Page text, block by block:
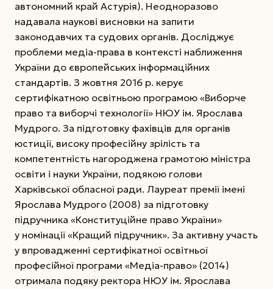
автономний край Астурія). Неодноразово
надавала наукові висновки на запити
законодавчих та судових органів. Досліджує
проблеми медіа-права в контексті наб­лиження
України до європейських інформаційних
стандартів. З жовтня 2016 р. керує
сертифікатною освітньою програмою «Виборче
право та виборчі технології» НЮУ ім. Ярослава
Мудрого. За підготовку фахівців для органів
юстиції, високу професійну зрілість та
компетентність нагороджена грамотою міністра
освіти і науки України, подякою голови
Харківської обласної ради. Лауреат премії імені
Ярослава Мудрого (2008) за підготовку
підручника «Конституційне право України»
у номінації «Кращий підручник». За активну участь
у впровадженні сертифікатної освітньої
професійної програми «Медіа-право» (2014)
отримала подяку ректора НЮУ ім. Ярослава